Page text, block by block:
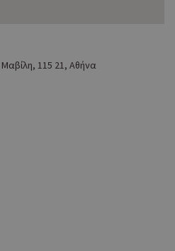
115 21, Αθήνα